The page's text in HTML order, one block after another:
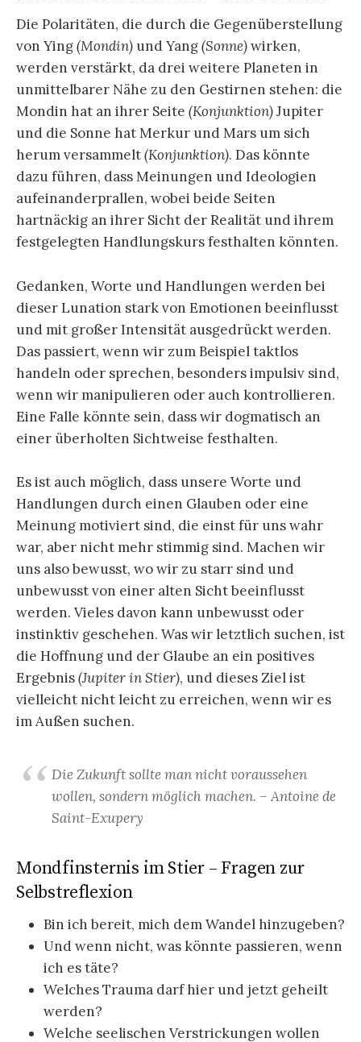
Die Polaritäten, die durch die Gegenüberstellung
von Ying(Mondin) und Yang(Sonne)wirken,
werden verstärkt, da drei weitere Planeten in
unmittelbarer Nähe zu den Gestirnen stehen: die
Mondin hat an ihrer Seite (Konjunktion)Jupiter
und die Sonne hat Merkur und Mars um sich
herum versammelt(Konjunktion). Das könnte
dazu führen, dass Meinungen und Ideologien
aufeinanderprallen, wobei beide Seiten
hartnäckig an ihrer Sicht der Realität und ihrem
festgelegten Handlungskurs festhalten könnten.
Gedanken, Worte und Handlungen werden bei
dieser Lunation stark von Emotionen beeinflusst
und mit großer Intensität ausgedrückt werden.
Das passiert, wenn wir zum Beispiel taktlos
handeln oder sprechen, besonders impulsiv sind,
wenn wir manipulieren oder auch kontrollieren.
Eine Falle könnte sein, dass wir dogmatisch an
einer überholten Sichtweise festhalten.
Es ist auch möglich, dass unsere Worte und
Handlungen durch einen Glauben oder eine
Meinung motiviert sind, die einst für uns wahr
war, aber nicht mehr stimmig sind. Machen wir
uns also bewusst, wo wir zu starr sind und
unbewusst von einer alten Sicht beeinflusst
werden. Vieles davon kann unbewusst oder
instinktiv geschehen. Was wir letztlich suchen, ist
die Hoffnung und der Glaube an ein positives
Ergebnis(Jupiter in Stier), und dieses Ziel ist
vielleicht nicht leicht zu erreichen, wenn wir es
im Außen suchen.
Die Zukunft sollte man nicht voraussehen
wollen, sondern möglich machen. – Antoine de
Saint-Exupery
Mondfinsternis im Stier – Fragen zur
Selbstreflexion
Bin ich bereit, mich dem Wandel hinzugeben?
Und wenn nicht, was könnte passieren, wenn
ich es täte?
Welches Trauma darf hier und jetzt geheilt
werden?
Welche seelischen Verstrickungen wollen